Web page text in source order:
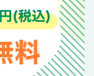
ージを抑えるタンパ
血糖値スパイクを